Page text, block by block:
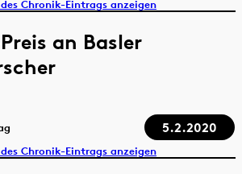
Chronik-Eintrags anzeigen
an Basler
5.2.2020
Chronik-Eintrags anzeigen